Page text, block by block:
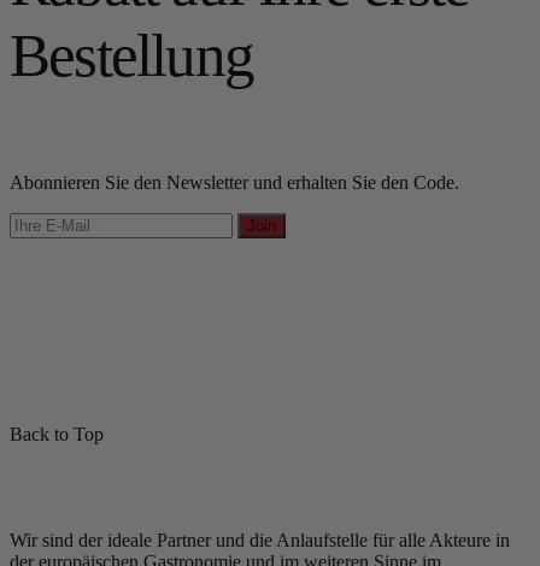
Bestellung
Abonnieren Sie den Newsletter und erhalten Sie den Code.
Join
Back to Top
Wir sind der ideale Partner und die Anlaufstelle für alle Akteure in
der europäischen Gastronomie und im weiteren Sinne im